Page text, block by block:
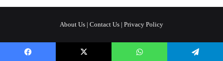
About Us | Contact Us | Privacy Policy